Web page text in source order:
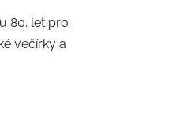
80. let pro
večírky a